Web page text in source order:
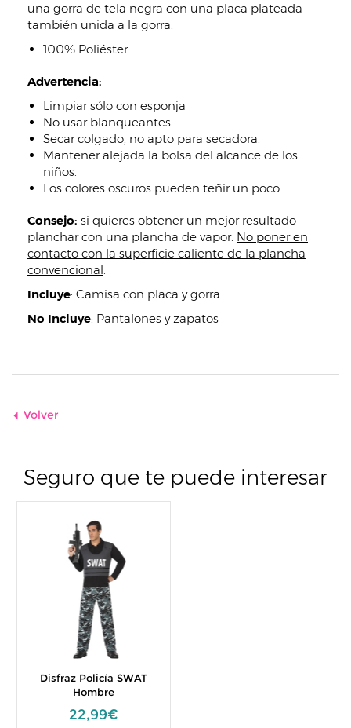
una gorra de tela negra con una placa plateada
también unida a la gorra.
100% Poliéster
Advertencia:
Limpiar sólo con esponja
No usar blanqueantes.
Secar colgado, no apto para secadora.
Mantener alejada la bolsa del alcance de los
niños.
Los colores oscuros pueden teñir un poco.
Consejo: si quieres obtener un mejor resultado
planchar con una plancha de vapor. No poner en
contacto con la superficie caliente de la plancha
convencional.
Incluye: Camisa con placa y gorra
No Incluye: Pantalones y zapatos
Volver
Seguro que te puede interesar
Disfraz Policía SWAT
Hombre
22,99€